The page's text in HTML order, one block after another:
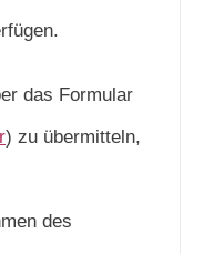
das Formular
) zu übermitteln,
des